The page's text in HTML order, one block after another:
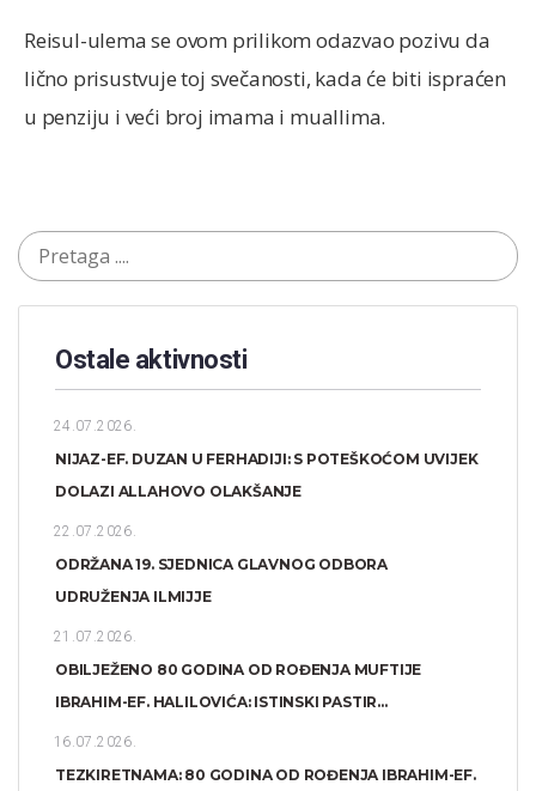
Reisul-ulema se ovom prilikom odazvao pozivu da
lično prisustvuje toj svečanosti, kada će biti ispraćen
u penziju i veći broj imama i muallima.
Ostale aktivnosti
24.07.2026.
NIJAZ-EF. DUZAN U FERHADIJI: S POTEŠKOĆOM UVIJEK
DOLAZI ALLAHOVO OLAKŠANJE
22.07.2026.
ODRŽANA 19. SJEDNICA GLAVNOG ODBORA
UDRUŽENJA ILMIJJE
21.07.2026.
OBILJEŽENO 80 GODINA OD ROĐENJA MUFTIJE
IBRAHIM-EF. HALILOVIĆA: ISTINSKI PASTIR...
16.07.2026.
TEZKIRETNAMA: 80 GODINA OD ROĐENJA IBRAHIM-EF.